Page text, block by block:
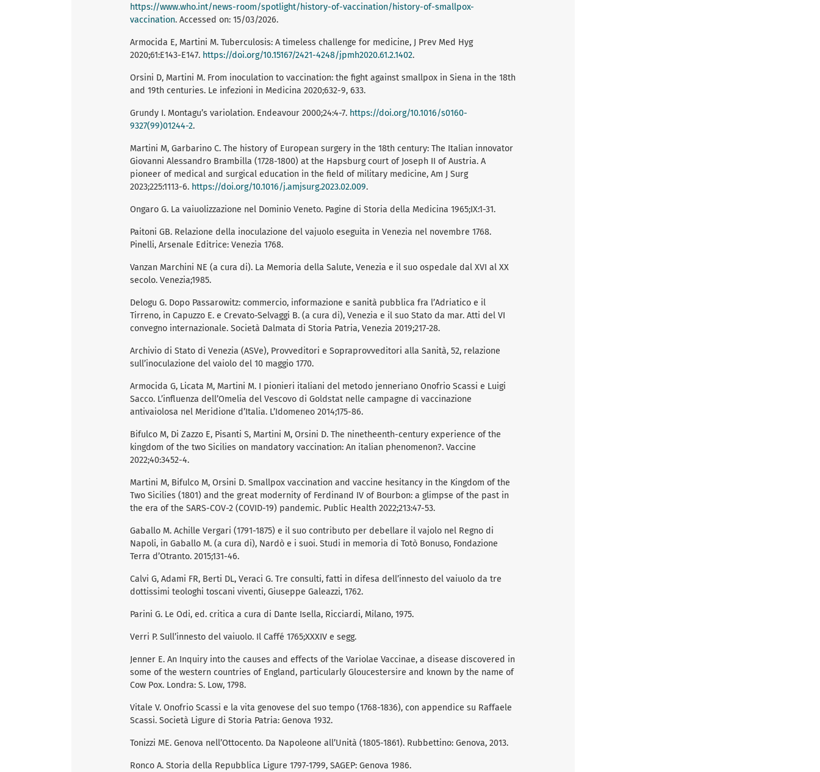
https://www.who.int/news-room/spotlight/history-of-vaccination/history-of-smallpox-
vaccination. Accessed on: 15/03/2026.
Armocida E, Martini M. Tuberculosis: A timeless challenge for medicine, J Prev Med Hyg
2020;61:E143-E147. https://doi.org/10.15167/2421-4248/jpmh2020.61.2.1402.
Orsini D, Martini M. From inoculation to vaccination: the fight against smallpox in Siena in the 18th
and 19th centuries. Le infezioni in Medicina 2020;632-9, 633.
Grundy I. Montagu’s variolation. Endeavour 2000;24:4-7. https://doi.org/10.1016/s0160-
9327(99)01244-2.
Martini M, Garbarino C. The history of European surgery in the 18th century: The Italian innovator
Giovanni Alessandro Brambilla (1728-1800) at the Hapsburg court of Joseph II of Austria. A
pioneer of medical and surgical education in the field of military medicine, Am J Surg
2023;225:1113-6. https://doi.org/10.1016/j.amjsurg.2023.02.009.
Ongaro G. La vaiuolizzazione nel Dominio Veneto. Pagine di Storia della Medicina 1965;IX:1-31.
Paitoni GB. Relazione della inoculazione del vajuolo eseguita in Venezia nel novembre 1768.
Pinelli, Arsenale Editrice: Venezia 1768.
Vanzan Marchini NE (a cura di). La Memoria della Salute, Venezia e il suo ospedale dal XVI al XX
secolo. Venezia;1985.
Delogu G. Dopo Passarowitz: commercio, informazione e sanità pubblica fra l’Adriatico e il
Tirreno, in Capuzzo E. e Crevato-Selvaggi B. (a cura di), Venezia e il suo Stato da mar. Atti del VI
convegno internazionale. Società Dalmata di Storia Patria, Venezia 2019;217-28.
Archivio di Stato di Venezia (ASVe), Provveditori e Sopraprovveditori alla Sanità, 52, relazione
sull’inoculazione del vaiolo del 10 maggio 1770.
Armocida G, Licata M, Martini M. I pionieri italiani del metodo jenneriano Onofrio Scassi e Luigi
Sacco. L’influenza dell’Omelia del Vescovo di Goldstat nelle campagne di vaccinazione
antivaiolosa nel Meridione d’Italia. L’Idomeneo 2014;175-86.
Bifulco M, Di Zazzo E, Pisanti S, Martini M, Orsini D. The ninetheenth-century experience of the
kingdom of the two Sicilies on mandatory vaccination: An italian phenomenon?. Vaccine
2022;40:3452-4.
Martini M, Bifulco M, Orsini D. Smallpox vaccination and vaccine hesitancy in the Kingdom of the
Two Sicilies (1801) and the great modernity of Ferdinand IV of Bourbon: a glimpse of the past in
the era of the SARS-COV-2 (COVID-19) pandemic. Public Health 2022;213:47-53.
Gaballo M. Achille Vergari (1791-1875) e il suo contributo per debellare il vajolo nel Regno di
Napoli, in Gaballo M. (a cura di), Nardò e i suoi. Studi in memoria di Totò Bonuso, Fondazione
Terra d’Otranto. 2015;131-46.
Calvi G, Adami FR, Berti DL, Veraci G. Tre consulti, fatti in difesa dell’innesto del vaiuolo da tre
dottissimi teologhi toscani viventi, Giuseppe Galeazzi, 1762.
Parini G. Le Odi, ed. critica a cura di Dante Isella, Ricciardi, Milano, 1975.
Verri P. Sull’innesto del vaiuolo. Il Caffé 1765;XXXIV e segg.
Jenner E. An Inquiry into the causes and effects of the Variolae Vaccinae, a disease discovered in
some of the western countries of England, particularly Gloucestersire and known by the name of
Cow Pox. Londra: S. Low, 1798.
Vitale V. Onofrio Scassi e la vita genovese del suo tempo (1768-1836), con appendice su Raffaele
Scassi. Società Ligure di Storia Patria: Genova 1932.
Tonizzi ME. Genova nell’Ottocento. Da Napoleone all’Unità (1805-1861). Rubbettino: Genova, 2013.
Ronco A. Storia della Repubblica Ligure 1797-1799, SAGEP: Genova 1986.